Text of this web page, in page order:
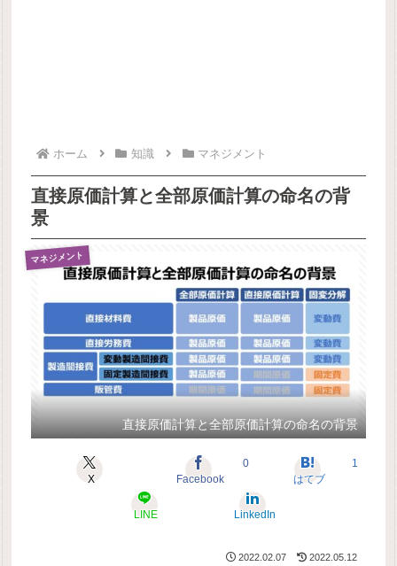
ホーム 知識 マネジメント
直接原価計算と全部原価計算の命名の背
景
マネジメント
直接原価計算と全部原価計算の命名の背景
X Facebook
0
はてブ
1
LINE LinkedIn
2022.02.07 2022.05.12